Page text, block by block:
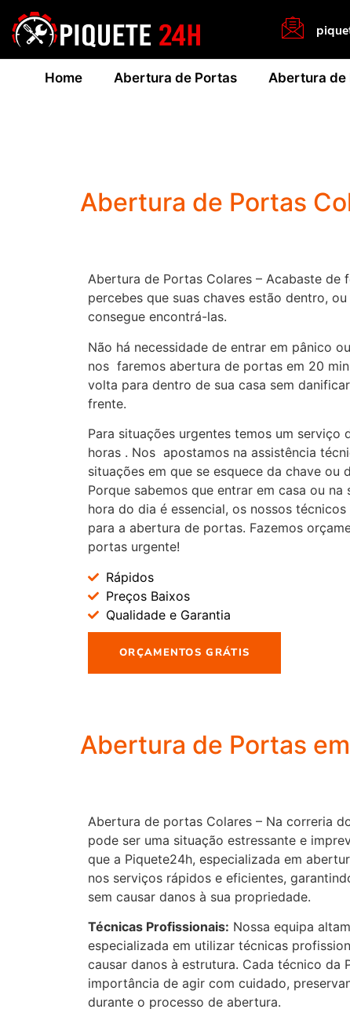
Home Abertura de Portas Abertura de
Abertura de Portas
Abertura de Portas Colares – Acabaste de
percebes que suas chaves estão dentro,
consegue encontrá-las.
Não há necessidade de entrar em pânico
nos faremos abertura de portas em 20
volta para dentro de sua casa sem
frente.
Para situações urgentes temos um
horas . Nos apostamos na assistência
situações em que se esquece da chave ou
Porque sabemos que entrar em casa ou na
hora do dia é essencial, os nossos
para a abertura de portas. Fazemos
portas urgente!
Rápidos
Preços Baixos
Qualidade e Garantia
ORÇAMENTOS GRÁTIS
Abertura de Portas
Abertura de portas Colares – Na correria
pode ser uma situação estressante e
que a Piquete24h, especializada em
nos serviços rápidos e eficientes,
sem causar danos à sua propriedade.
Técnicas Profissionais: Nossa equipa
especializada em utilizar técnicas
causar danos à estrutura. Cada técnico da
importância de agir com cuidado,
durante o processo de abertura.